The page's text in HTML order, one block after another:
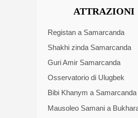
ATTRAZIONI
Registan a Samarcanda
Shakhi zinda Samarcanda
Guri Amir Samarcanda
Osservatorio di Ulugbek
Bibi Khanym a Samarcanda
Mausoleo Samani a